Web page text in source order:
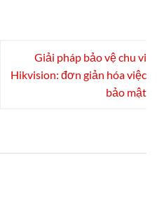
Giải pháp bảo vệ chu vi
Hikvision: đơn giản hóa việc
bảo mật